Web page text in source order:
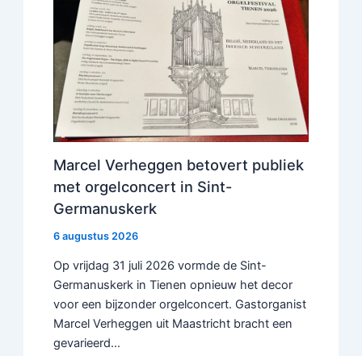
Marcel Verheggen betovert publiek
met orgelconcert in Sint-
Germanuskerk
6 augustus 2026
Op vrijdag 31 juli 2026 vormde de Sint-
Germanuskerk in Tienen opnieuw het decor
voor een bijzonder orgelconcert. Gastorganist
Marcel Verheggen uit Maastricht bracht een
gevarieerd…